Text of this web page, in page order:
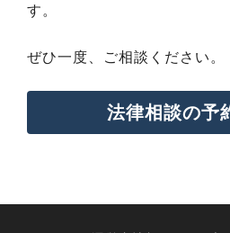
す。
ぜひ一度、ご相談ください。
法律相談の予